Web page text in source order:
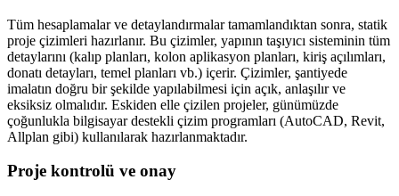
Tüm hesaplamalar ve detaylandırmalar tamamlandıktan sonra, statik
proje çizimleri hazırlanır. Bu çizimler, yapının taşıyıcı sisteminin tüm
detaylarını (kalıp planları, kolon aplikasyon planları, kiriş açılımları,
donatı detayları, temel planları vb.) içerir. Çizimler, şantiyede
imalatın doğru bir şekilde yapılabilmesi için açık, anlaşılır ve
eksiksiz olmalıdır. Eskiden elle çizilen projeler, günümüzde
çoğunlukla bilgisayar destekli çizim programları (AutoCAD, Revit,
Allplan gibi) kullanılarak hazırlanmaktadır.
Proje kontrolü ve onay